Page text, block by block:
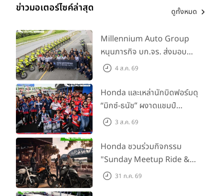
ข่าวมอเตอร์ไซค์ล่าสุด ดูทั้งหมด
Millennium Auto Group
หนุนภารกิจ บก.จร. ส่งมอบ
BMW R 1300 GS และ F 900
พร้อม ยกระดับทักษะการขับขี่
เสริมศักยภาพตำรวจจราจร
4 ส.ค. 69
Honda และเหล่านักบิดฟอร์มดุ
“มิกซ์-ธนัช” ผงาดแชมป์
SS600 2 สนามติด “ข้าวกล้อง”
สนาม 2
3 ส.ค. 69
Honda ชวนร่วมกิจกรรม
"Sunday Meetup Ride &
Soul" จิบกาแฟ พูดคุย แลก
31 ก.ค. 69